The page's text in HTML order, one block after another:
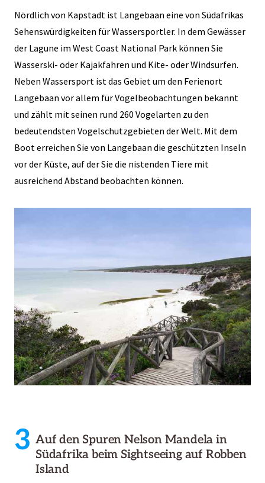
Nördlich von Kapstadt ist Langebaan eine von Südafrikas
Sehenswürdigkeiten für Wassersportler. In dem Gewässer
der Lagune im West Coast National Park können Sie
Wasserski- oder Kajakfahren und Kite- oder Windsurfen.
Neben Wassersport ist das Gebiet um den Ferienort
Langebaan vor allem für Vogelbeobachtungen bekannt
und zählt mit seinen rund 260 Vogelarten zu den
bedeutendsten Vogelschutzgebieten der Welt. Mit dem
Boot erreichen Sie von Langebaan die geschützten Inseln
vor der Küste, auf der Sie die nistenden Tiere mit
ausreichend Abstand beobachten können.
3 Auf den Spuren Nelson Mandela in
Südafrika beim Sightseeing auf Robben
Island